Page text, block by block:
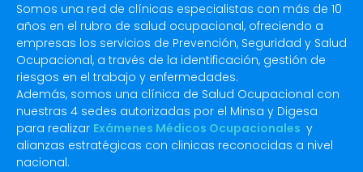
Somos una red de clínicas especialistas con más de 10
años en el rubro de salud ocupacional, ofreciendo a
empresas los servicios de Prevención, Seguridad y Salud
Ocupacional, a través de la identificación, gestión de
riesgos en el trabajo y enfermedades.
Además, somos una clínica de Salud Ocupacional con
nuestras 4 sedes autorizadas por el Minsa y Digesa
para realizar Exámenes Médicos Ocupacionales y
alianzas estratégicas con clinicas reconocidas a nivel
nacional.